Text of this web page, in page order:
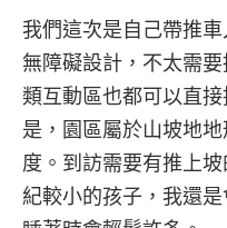
我們這次是自己帶推
無障礙設計，不太需
類互動區也都可以直
是，園區屬於山坡地
度。到訪需要有推上
紀較小的孩子，我還